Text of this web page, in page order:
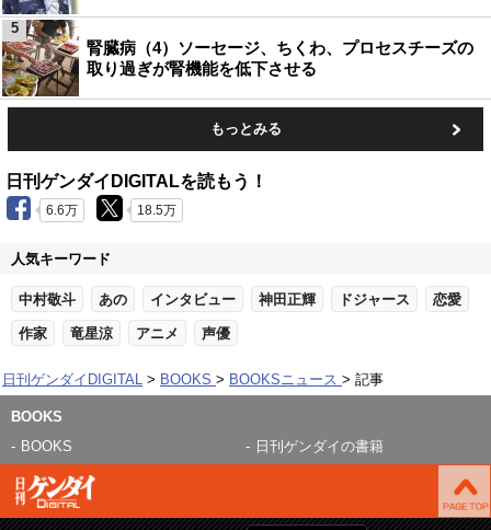
腎臓病（4）ソーセージ、ちくわ、プロセスチーズの
取り過ぎが腎機能を低下させる
5
もっとみる
日刊ゲンダイDIGITALを読もう！
6.6万 18.5万
人気キーワード
中村敬斗 あの インタビュー 神田正輝 ドジャース 恋愛
作家 竜星涼 アニメ 声優
日刊ゲンダイDIGITAL BOOKS BOOKSニュース 記事
BOOKS
BOOKS
日刊ゲンダイの書籍